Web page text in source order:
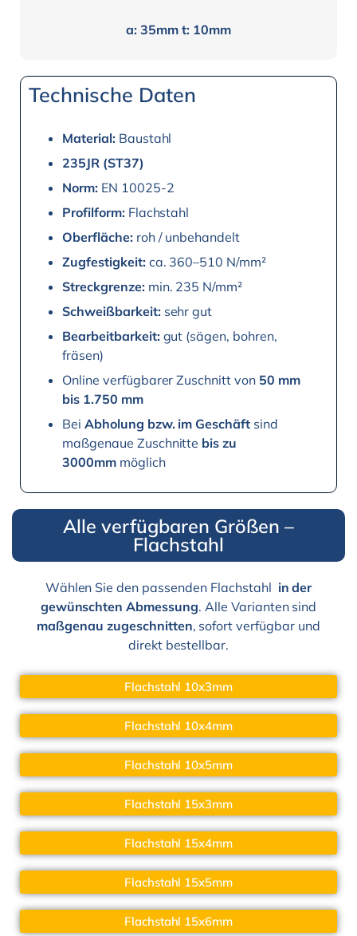
a: 35mm t: 10mm
Technische Daten
Material:Baustahl
235JR (ST37)
Norm:EN 10025-2
Profilform:Flachstahl
Oberfläche:roh / unbehandelt
Zugfestigkeit:ca. 360–510 N/mm²
Streckgrenze:min. 235 N/mm²
Schweißbarkeit:sehr gut
Bearbeitbarkeit:gut (sägen, bohren,
fräsen)
Online verfügbarer Zuschnitt von 50 mm
bis 1.750 mm
Bei Abholung bzw. im Geschäft sind
maßgenaue Zuschnitte bis zu
3000mmmöglich
Alle verfügbaren Größen –
Flachstahl
Wählen Sie den passenden Flachstahl in der
gewünschten Abmessung. Alle Varianten sind
maßgenau zugeschnitten, sofort verfügbar und
direkt bestellbar.
Flachstahl 10x3mm
Flachstahl 10x4mm
Flachstahl 10x5mm
Flachstahl 15x3mm
Flachstahl 15x4mm
Flachstahl 15x5mm
Flachstahl 15x6mm